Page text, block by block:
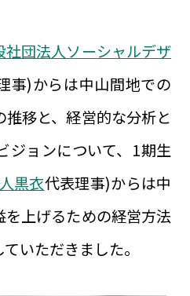
社団法人ソーシャルデザ
事)からは中山間地での
移と、経営的な分析と
ジョンについて、1期生
黒衣代表理事)からは中
上げるための経営方法
いただきました。